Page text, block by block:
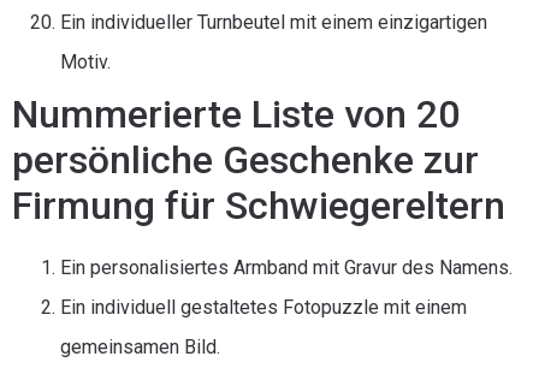
Ein individueller Turnbeutel mit einem einzigartigen
Motiv.
Nummerierte Liste von 20
persönliche Geschenke zur
Firmung für Schwiegereltern
Ein personalisiertes Armband mit Gravur des Namens.
Ein individuell gestaltetes Fotopuzzle mit einem
gemeinsamen Bild.